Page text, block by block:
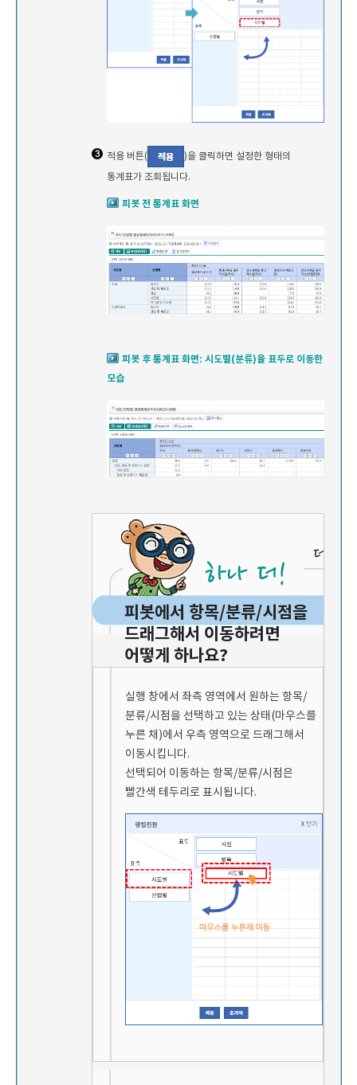
적용 버튼(
)을 클릭하면 설정한 형태의
통계표가 조회됩니다.
피봇 전 통계표 화면
피봇 후 통계표 화면: 시도별(분류)을 표두로 이동한
모습
피봇에서 항목/분류/시점을
드래그해서 이동하려면
어떻게 하나요?
실행 창에서 좌측 영역에서 원하는 항목/
분류/시점을 선택하고 있는 상태(마우스를
누른 채)에서 우측 영역으로 드래그해서
이동시킵니다.
선택되어 이동하는 항목/분류/시점은
빨간색 테두리로 표시됩니다.